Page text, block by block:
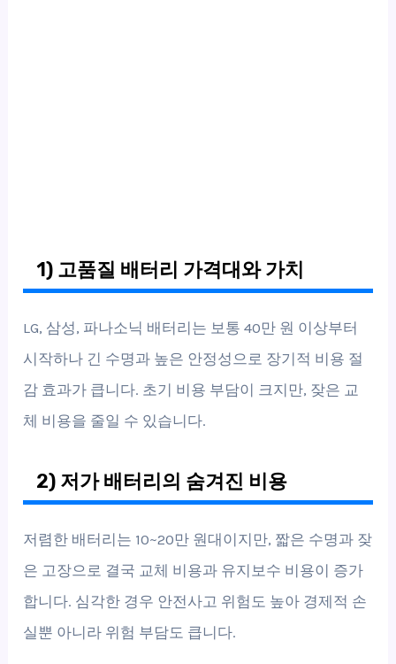
1) 고품질 배터리 가격대와 가치
LG, 삼성, 파나소닉 배터리는 보통 40만 원 이상부터
시작하나 긴 수명과 높은 안정성으로 장기적 비용 절
감 효과가 큽니다. 초기 비용 부담이 크지만, 잦은 교
체 비용을 줄일 수 있습니다.
2) 저가 배터리의 숨겨진 비용
저렴한 배터리는 10~20만 원대이지만, 짧은 수명과 잦
은 고장으로 결국 교체 비용과 유지보수 비용이 증가
합니다. 심각한 경우 안전사고 위험도 높아 경제적 손
실뿐 아니라 위험 부담도 큽니다.